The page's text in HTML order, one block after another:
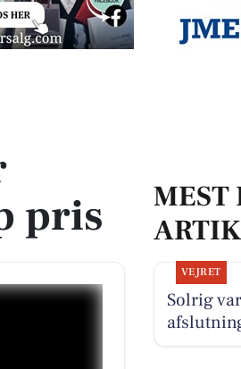
pris
VEJRET
Solrig